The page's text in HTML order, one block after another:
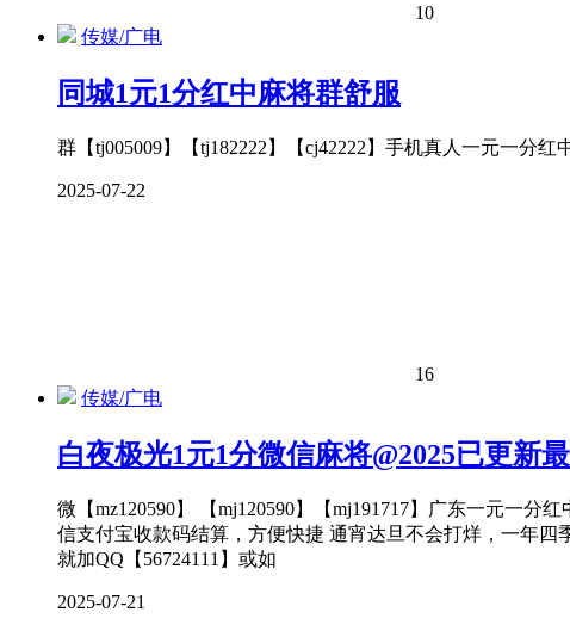
10
传媒/广电
同城1元1分红中麻将群舒服
群【tj005009】【tj182222】【cj42222】手机真人一元一分
2025-07-22
16
传媒/广电
白夜极光1元1分微信麻将@2025已更新
微【mz120590】 【mj120590】【mj191717】广东一元一
信支付宝收款码结算，方便快捷 通宵达旦不会打烊，一年
就加QQ【56724111】或如
2025-07-21